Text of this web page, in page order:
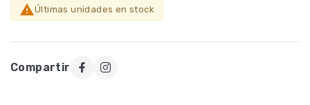
Últimas unidades en stock
Compartir